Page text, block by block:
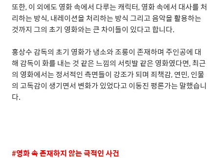
또한,이 외에도 영화 속에서 다루는 캐릭터,영화 속에서 대사를 처
리하는 방식,내레이션을 처리하는 방식 그리고 음악을 활용하는
것까지 그의 초기 영화와는 큰 차이들이 있다고 합니다.
홍상수 감독의 초기 영화가 냉소와 조롱이 존재하며 주인공에 대
해 감독이 화를 내는 것 같은 느낌의 서릿발 같은 영화였다면,최근
의 영화에서는 정서적인 측면들이 강조가 되며 죄책감,연민,인물
의 고독감이 생기면서 변화가 있었다고 이동진 평론가는 말했습니
다.
#영화 속 존재하지 않는 극적인 사건